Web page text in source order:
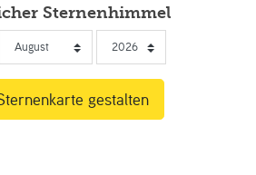
Sternenhimmel